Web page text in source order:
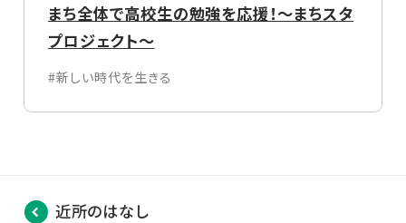
まち全体で高校生の勉強を応援！～まちスタ
プロジェクト～
#新しい時代を生きる
近所のはなし